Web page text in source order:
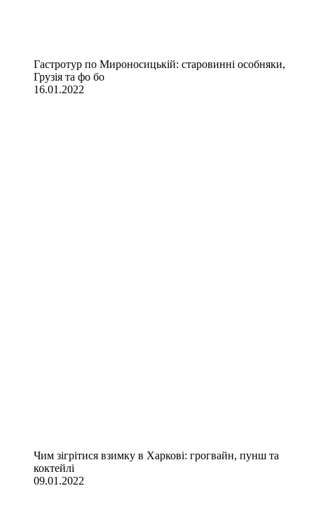
Гастротур по Мироносицькій: старовинні особняки,
Грузія та фо бо
16.01.2022
Чим зігрітися взимку в Харкові: грогвайн, пунш та
коктейлі
09.01.2022